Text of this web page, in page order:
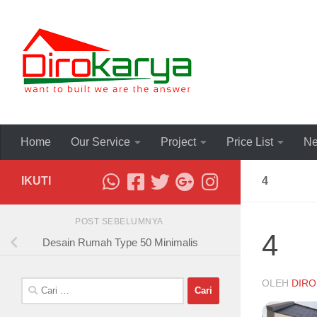
Home Our Service Project Price List
4
4
OLEH
IKUTI
POST SEBELUMNYA
Desain Rumah Type 50 Minimalis
Cari
untuk: